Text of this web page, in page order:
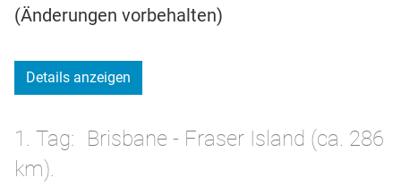
(Änderungen vorbehalten)
Details anzeigen
1. Tag
Brisbane - Fraser Island (ca. 286
km).